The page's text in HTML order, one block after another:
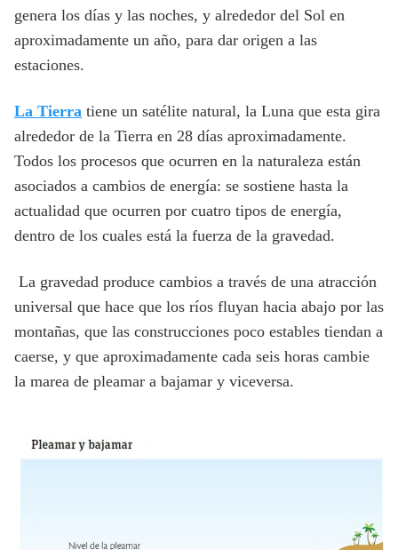
genera los días y las noches, y alrededor del Sol en
aproximadamente un año, para dar origen a las
estaciones.
La Tierra tiene un satélite natural, la Luna que esta gira
alrededor de la Tierra en 28 días aproximadamente.
Todos los procesos que ocurren en la naturaleza están
asociados a cambios de energía: se sostiene hasta la
actualidad que ocurren por cuatro tipos de energía,
dentro de los cuales está la fuerza de la gravedad.
La gravedad produce cambios a través de una atracción
universal que hace que los ríos fluyan hacia abajo por las
montañas, que las construcciones poco estables tiendan a
caerse, y que aproximadamente cada seis horas cambie
la marea de pleamar a bajamar y viceversa.